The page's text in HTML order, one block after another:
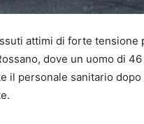
attimi di forte tensione
dove un uomo di
il personale sanitario